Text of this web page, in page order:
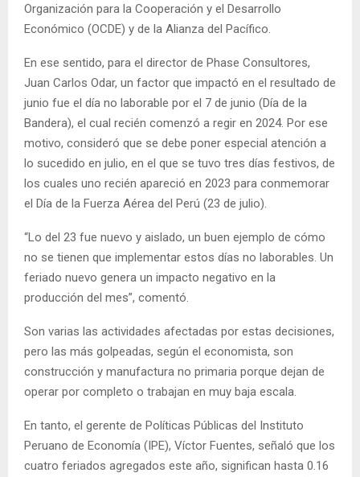
Organización para la Cooperación y el Desarrollo
Económico (OCDE) y de la Alianza del Pacífico.
En ese sentido, para el director de Phase Consultores,
Juan Carlos Odar, un factor que impactó en el resultado de
junio fue el día no laborable por el 7 de junio (Día de la
Bandera), el cual recién comenzó a regir en 2024. Por ese
motivo, consideró que se debe poner especial atención a
lo sucedido en julio, en el que se tuvo tres días festivos, de
los cuales uno recién apareció en 2023 para conmemorar
el Día de la Fuerza Aérea del Perú (23 de julio).
“Lo del 23 fue nuevo y aislado, un buen ejemplo de cómo
no se tienen que implementar estos días no laborables. Un
feriado nuevo genera un impacto negativo en la
producción del mes”, comentó.
Son varias las actividades afectadas por estas decisiones,
pero las más golpeadas, según el economista, son
construcción y manufactura no primaria porque dejan de
operar por completo o trabajan en muy baja escala.
En tanto, el gerente de Políticas Públicas del Instituto
Peruano de Economía (IPE), Víctor Fuentes, señaló que los
cuatro feriados agregados este año, significan hasta 0.16